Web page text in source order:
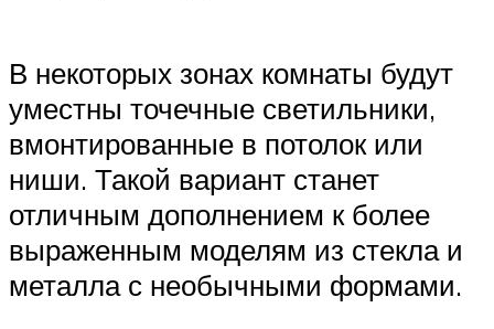
В некоторых зонах комнаты будут
уместны точечные светильники,
вмонтированные в потолок или
ниши. Такой вариант станет
отличным дополнением к более
выраженным моделям из стекла и
металла с необычными формами.